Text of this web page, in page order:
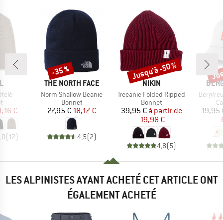
group
réduit
€
(12)
MARQUE
THE NORTH FACE
Article
Norm Shallow Beanie
Product group
Bonnet
Prix
27,95 €Prix réduit
18,17 €
4,5(2)
Remise
-35 %
MARQUE
NIKIN
Article
Treeanie Folded Ripped
Product group
Bonnet
Prix
39,95 € Prix réduit
à partir de
19,98 €
4,8(5)
Remise
Jusqu'à -50 %
Article
19,95
LES ALPINISTES AYANT ACHETÉ CET ARTICLE ONT
ÉGALEMENT ACHETÉ